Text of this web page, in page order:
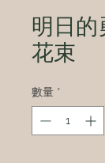
明日的
花束
數量 *